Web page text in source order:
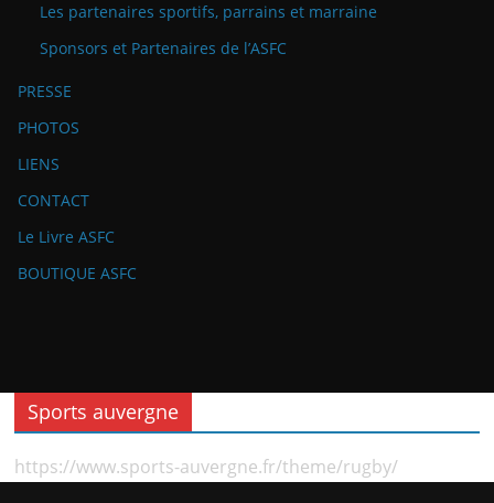
Les partenaires sportifs, parrains et marraine
Sponsors et Partenaires de l’ASFC
PRESSE
PHOTOS
LIENS
CONTACT
Le Livre ASFC
BOUTIQUE ASFC
Sports auvergne
https://www.sports-auvergne.fr/theme/rugby/